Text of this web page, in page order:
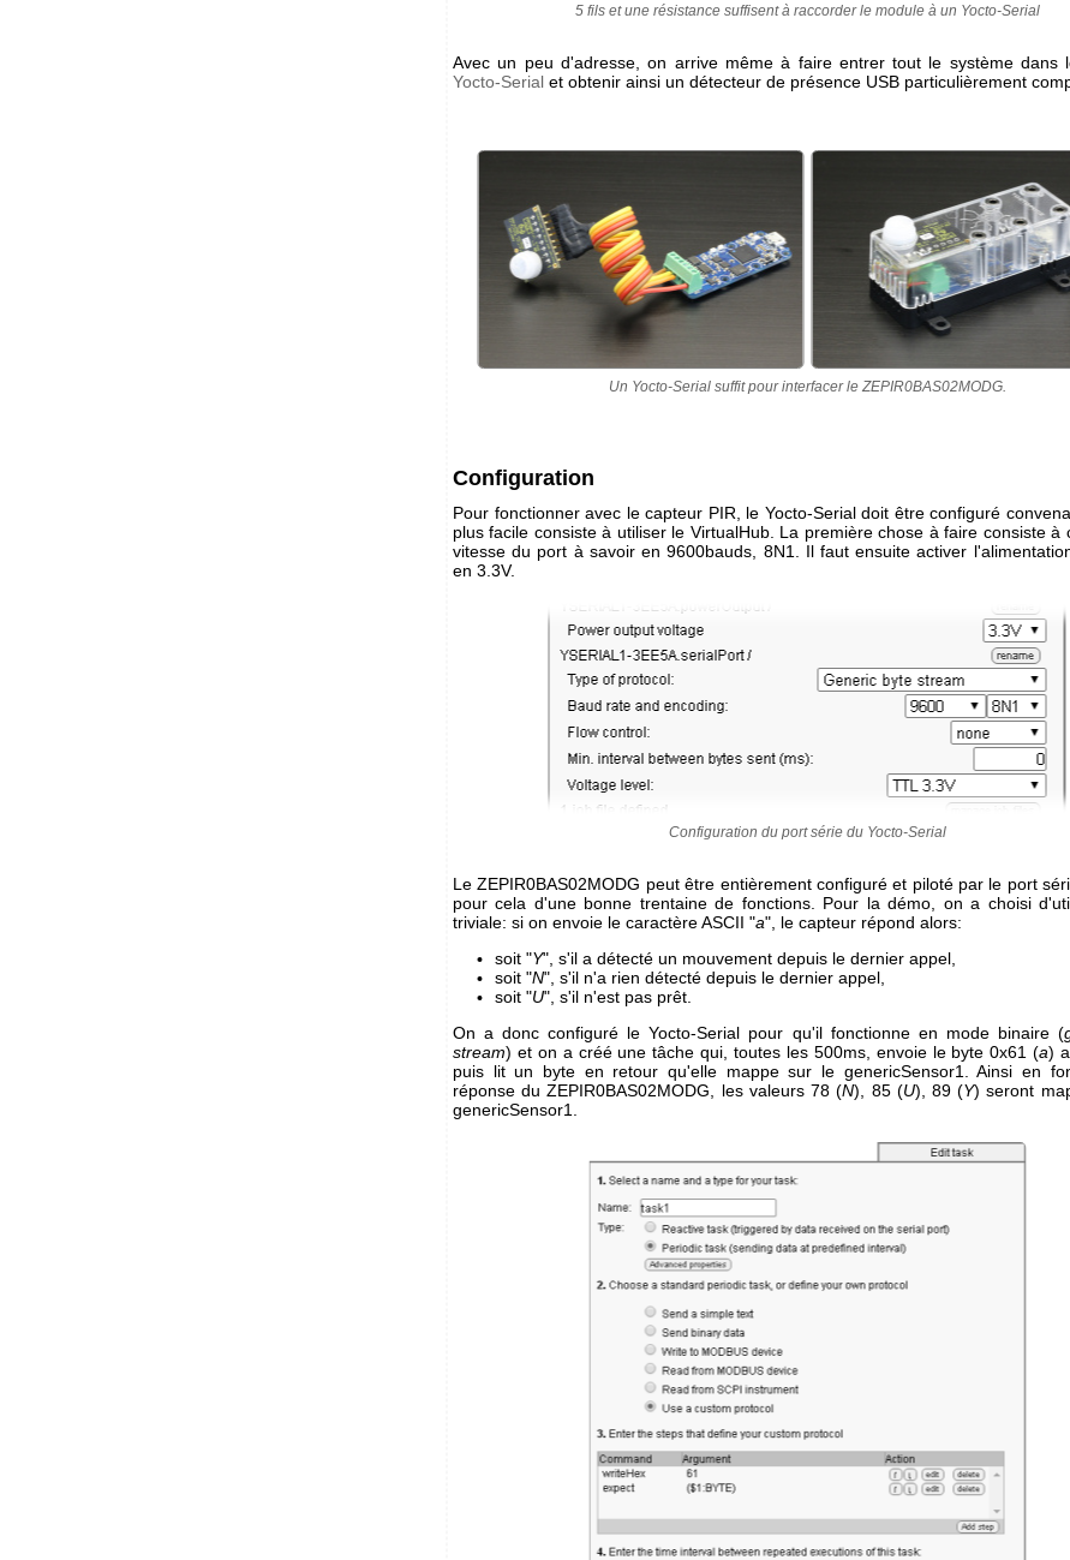
5 fils et une résistance suffisent à raccorder le module à un Yocto-Serial
Avec un peu d'adresse, on arrive même à faire entrer tout le système dans
Yocto-Serial et obtenir ainsi un détecteur de présence USB particulièrement
Un Yocto-Serial suffit pour interfacer le ZEPIR0BAS02MODG.
Configuration
Pour fonctionner avec le capteur PIR, le Yocto-Serial doit être configuré
plus facile consiste à utiliser le VirtualHub. La première chose à faire consiste à
vitesse du port à savoir en 9600bauds, 8N1. Il faut ensuite activer
en 3.3V.
Configuration du port série du Yocto-Serial
Le ZEPIR0BAS02MODG peut être entièrement configuré et piloté par le port
pour cela d'une bonne trentaine de fonctions. Pour la démo, on a choisi
triviale: si on envoie le caractère ASCII "a", le capteur répond alors:
soit "Y", s'il a détecté un mouvement depuis le dernier appel,
soit "N", s'il n'a rien détecté depuis le dernier appel,
soit "U", s'il n'est pas prêt.
On a donc configuré le Yocto-Serial pour qu'il fonctionne en mode binaire (
stream) et on a créé une tâche qui, toutes les 500ms, envoie le byte 0x61 (a)
puis lit un byte en retour qu'elle mappe sur le genericSensor1. Ainsi en
réponse du ZEPIR0BAS02MODG, les valeurs 78 (N), 85 (U), 89 (Y) seront
genericSensor1.